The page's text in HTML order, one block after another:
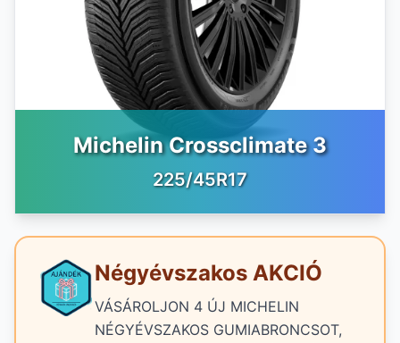
Michelin Crossclimate 3
225/45R17
Négyévszakos AKCIÓ
VÁSÁROLJON 4 ÚJ MICHELIN
NÉGYÉVSZAKOS GUMIABRONCSOT,